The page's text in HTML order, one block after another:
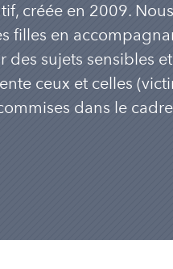
créée en 2009.
filles en
sujets sensibles
ceux et celles
dans le